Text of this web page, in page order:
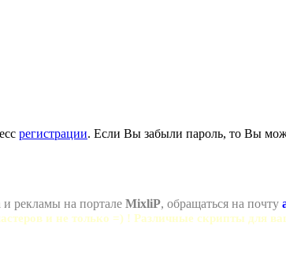
регистрации. Если Вы забыли пароль, то Вы
и рекламы на портале MixliP, обращаться на почту
и не только =) ! Различные скрипты для